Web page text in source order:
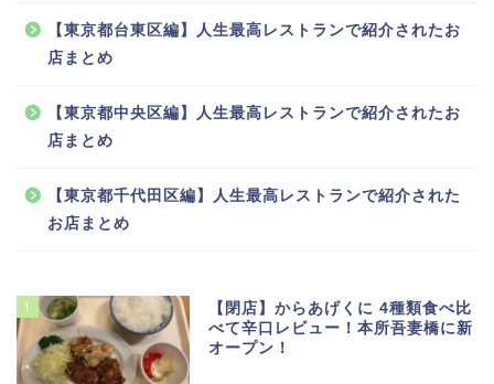
【東京都台東区編】人生最高レストランで紹介されたお
店まとめ
【東京都中央区編】人生最高レストランで紹介されたお
店まとめ
【東京都千代田区編】人生最高レストランで紹介された
お店まとめ
1
【閉店】からあげくに 4種類食べ比
べて辛口レビュー！本所吾妻橋に新
オープン！